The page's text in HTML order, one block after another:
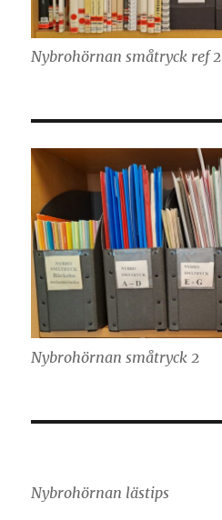
Nybrohörnan småtryck ref 2
Nybrohörnan småtryck 2
Nybrohörnan lästips